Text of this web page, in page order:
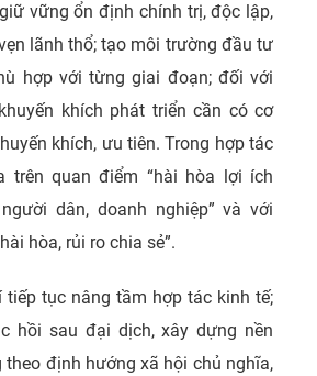
vững ổn định chính trị, độc lập,
lãnh thổ; tạo môi trường đầu tư
hợp với từng giai đoạn; đối với
khích phát triển cần có cơ
khích, ưu tiên. Trong hợp tác
trên quan điểm “hài hòa lợi ích
dân, doanh nghiệp” và với
hòa, rủi ro chia sẻ”.
tiếp tục nâng tầm hợp tác kinh tế;
hồi sau đại dịch, xây dựng nền
theo định hướng xã hội chủ nghĩa,